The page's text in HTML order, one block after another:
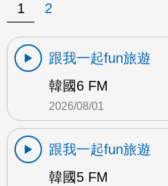
1 2
跟我一起fun旅遊
韓國6 FM
2026/08/01
跟我一起fun旅遊
韓國5 FM